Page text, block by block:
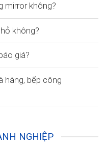
mirror không?
không?
giá?
hàng, bếp công
NGHIỆP